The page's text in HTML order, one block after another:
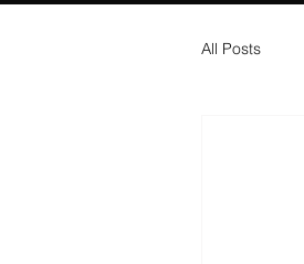
All Posts